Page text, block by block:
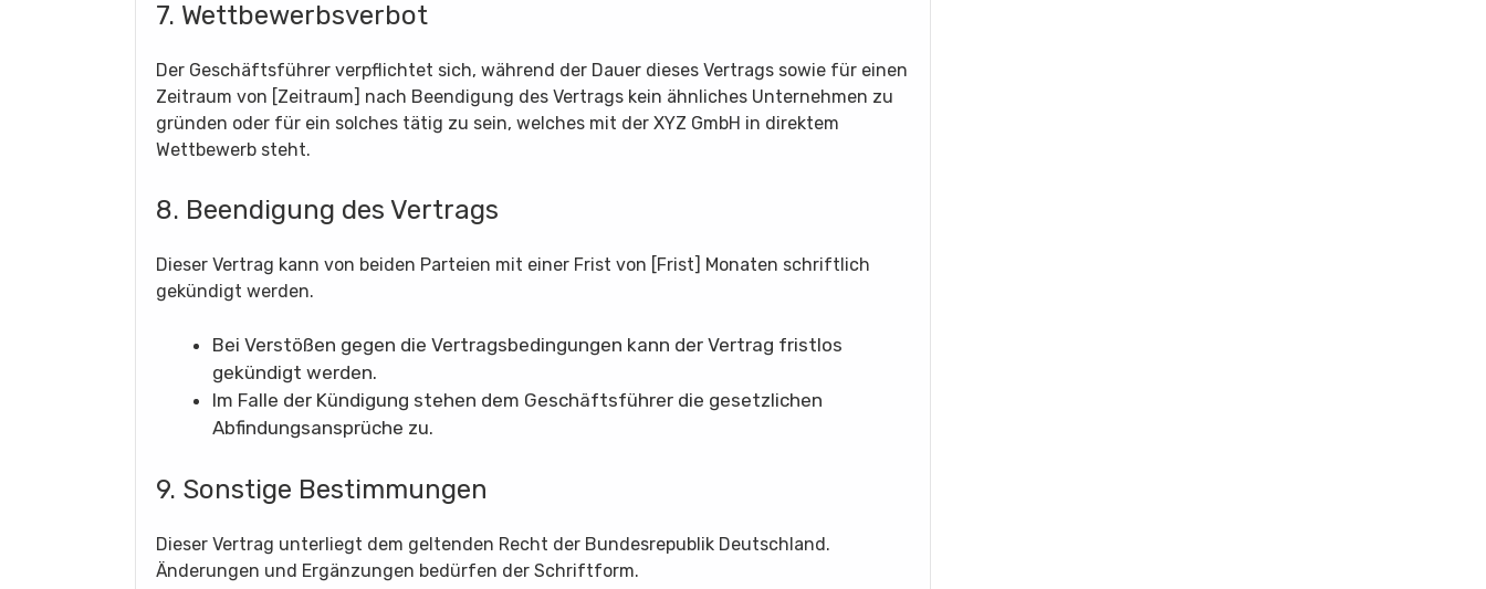
7. Wettbewerbsverbot
Der Geschäftsführer verpflichtet sich, während der Dauer dieses Vertrags sowie für einen
Zeitraum von [Zeitraum] nach Beendigung des Vertrags kein ähnliches Unternehmen zu
gründen oder für ein solches tätig zu sein, welches mit der XYZ GmbH in direktem
Wettbewerb steht.
8. Beendigung des Vertrags
Dieser Vertrag kann von beiden Parteien mit einer Frist von [Frist] Monaten schriftlich
gekündigt werden.
Bei Verstößen gegen die Vertragsbedingungen kann der Vertrag fristlos
gekündigt werden.
Im Falle der Kündigung stehen dem Geschäftsführer die gesetzlichen
Abfindungsansprüche zu.
9. Sonstige Bestimmungen
Dieser Vertrag unterliegt dem geltenden Recht der Bundesrepublik Deutschland.
Änderungen und Ergänzungen bedürfen der Schriftform.